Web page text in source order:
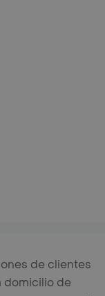
de clientes
domicilio de